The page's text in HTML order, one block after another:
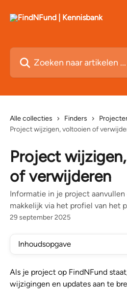
Zoeken naar artikelen ...
Alle collecties Finders
Project wijzigen, voltooien of
Project
of verwijderen
Informatie in je project
makkelijk via het profiel van het
29 september 2025
Inhoudsopgave
Als je project op FindNFund
wijzigingen en updates aan te